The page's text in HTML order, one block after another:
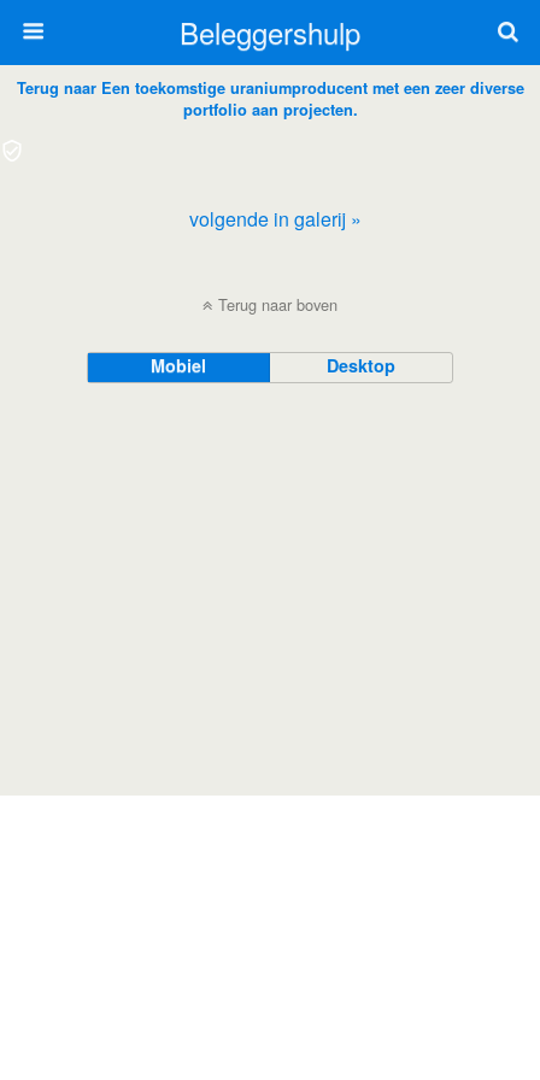
Beleggershulp
Terug naar Een toekomstige uraniumproducent met een zeer diverse
portfolio aan projecten.
volgende in galerij »
Terug naar boven
Mobiel Desktop